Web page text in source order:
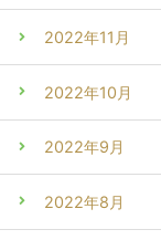
2022年11月
2022年10月
2022年9月
2022年8月